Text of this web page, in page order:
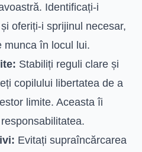
Identificați-i
oferiți-i sprijinul necesar,
munca în locul lui.
Stabiliți reguli clare și
copilului libertatea de a
limite. Aceasta îi
Evitați supraîncărcarea